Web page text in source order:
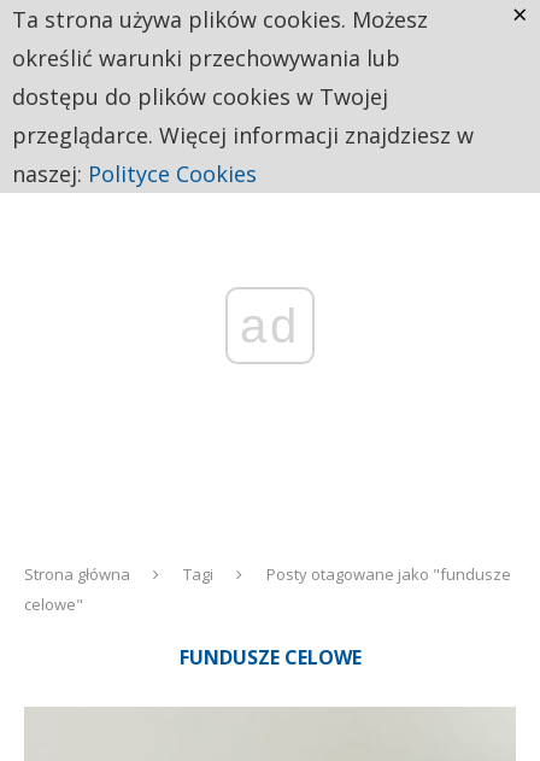
ad
Strona główna Tagi
Posty otagowane jako "fundusze
celowe"
FUNDUSZE CELOWE
Ta strona używa plików cookies. Możesz
określić warunki przechowywania lub
dostępu do plików cookies w Twojej
przeglądarce. Więcej informacji znajdziesz w
naszej: Polityce Cookies
×